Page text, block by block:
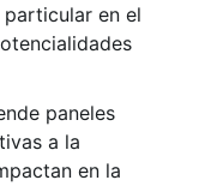
en el
paneles
a la
en la